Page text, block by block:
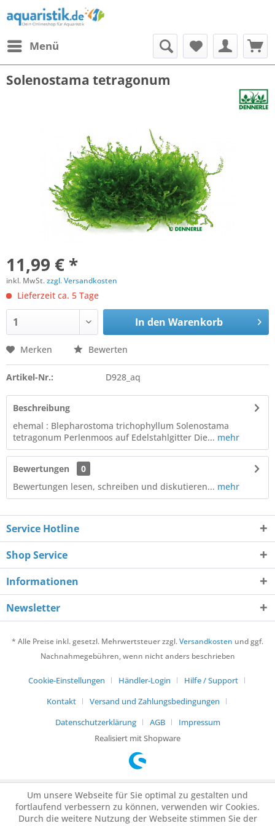
Menü
Solenostama tetragonum
11,99 € *
inkl. MwSt.zzgl. Versandkosten
Lieferzeit ca. 5 Tage
In den Warenkorb
Merken Bewerten
Artikel-Nr.: D928_aq
Beschreibung
ehemal : Blepharostoma trichophyllum Solenostama
tetragonum Perlenmoos auf Edelstahlgitter Die... mehr
Bewertungen
0
Bewertungen lesen, schreiben und diskutieren... mehr
Service Hotline
Shop Service
Informationen
Newsletter
* Alle Preise inkl. gesetzl. Mehrwertsteuer zzgl.Versandkosten und ggf.
Nachnahmegebühren, wenn nicht anders beschrieben
Cookie-Einstellungen Händler-Login
Hilfe / Support
Kontakt
Versand und Zahlungsbedingungen
Datenschutzerklärung
AGB
Impressum
Realisiert mit Shopware
Um unsere Webseite für Sie optimal zu gestalten und
fortlaufend verbessern zu können, verwenden wir Cookies.
Durch die weitere Nutzung der Webseite stimmen Sie der